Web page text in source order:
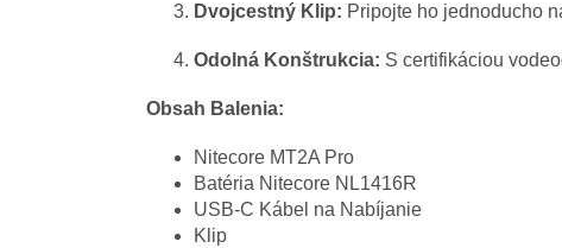
Dvojcestný Klip: Pripojte ho jednoducho
Odolná Konštrukcia: S certifikáciou
Obsah Balenia:
Nitecore MT2A Pro
Batéria Nitecore NL1416R
USB-C Kábel na Nabíjanie
Klip